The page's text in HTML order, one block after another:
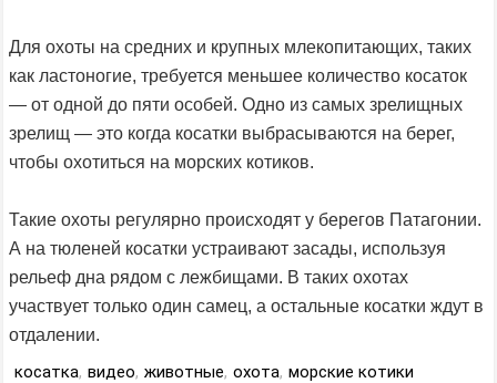
Для охоты на средних и крупных млекопитающих, таких
как ластоногие, требуется меньшее количество косаток
— от одной до пяти особей. Одно из самых зрелищных
зрелищ — это когда косатки выбрасываются на берег,
чтобы охотиться на морских котиков.
Такие охоты регулярно происходят у берегов Патагонии.
А на тюленей косатки устраивают засады, используя
рельеф дна рядом с лежбищами. В таких охотах
участвует только один самец, а остальные косатки ждут в
отдалении.
косатка, видео, животные, охота, морские котики